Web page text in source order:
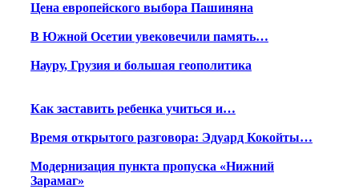
Цена европейского выбора Пашиняна
В Южной Осетии увековечили память…
Науру, Грузия и большая геополитика
Как заставить ребенка учиться и…
Время открытого разговора: Эдуард Кокойты…
Модернизация пункта пропуска «Нижний
Зарамаг»